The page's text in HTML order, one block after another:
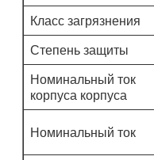
Класс загрязнения
Степень защиты
Номинальный ток
корпуса корпуса
Номинальный ток